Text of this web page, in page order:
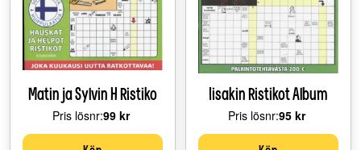
Matin ja Sylvin H Ristiko
Pris lösnr:Price:
99 kr
Iisakin Ristikot Album
Pris lösnr:Price:
95 kr